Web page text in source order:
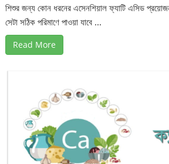
শিশুর জন্য কোন ধরনের এসেনশিয়াল ফ্যাটি এসিড
সেটা সঠিক পরিমাণে পাওয়া যাবে ...
Read More